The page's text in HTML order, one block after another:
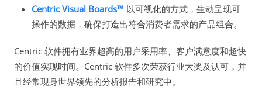
Centric Visual Boards™ 以可视化的方式，生动呈现可
操作的数据，确保打造出符合消费者需求的产品组合。
Centric 软件拥有业界超高的用户采用率、客户满意度和超快
的价值实现时间。Centric 软件多次荣获行业大奖及认可，并
且经常现身世界领先的分析报告和研究中。